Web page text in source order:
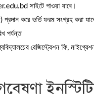
সাইটে পাওয়া যাবে।
করে ভর্তি ফরম সংগ্রহ করা
পর্যন্ত
রেজিস্ট্রেশন ফি,